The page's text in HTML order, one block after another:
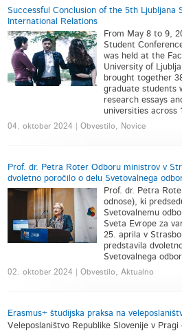
Successful Conclusion of the 5th Ljubljana
International Relations
From May 8 to 9,
Student
was held at the
University of
brought together
graduate students
research essays
universities across
04. oktober 2024 | Obvestilo, Novice
Prof. dr. Petra Roter Odboru ministrov v
dvoletno poročilo o delu Svetovalnega
Prof. dr. Petra
odnose), ki
Svetovalnemu
Sveta Evrope za
25. aprila v
predstavila
Svetovalnega
02. oktober 2024 | Obvestilo, Aktualno
Erasmus+ študijska praksa na
Veleposlaništvo Republike Slovenije v Pragi